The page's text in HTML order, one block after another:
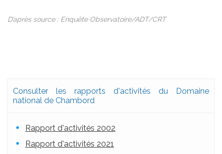
D’après source : Enquête Observatoire/ADT/CRT
Consulter les rapports d'activités du Domaine
national de Chambord
Rapport d'activités 2002
Rapport d'activités 2021